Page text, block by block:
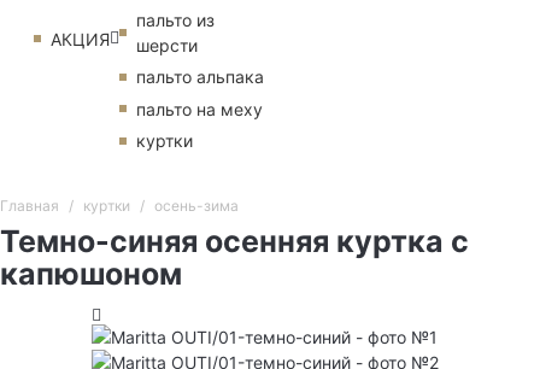
АКЦИЯ
пальто из
шерсти
пальто альпака
пальто на меху
куртки
Главная куртки осень-зима
Темно-синяя осенняя куртка с
капюшоном